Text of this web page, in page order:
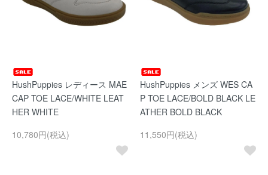
HushPuppies レディース MAE
CAP TOE LACE/WHITE LEAT
HER WHITE
10,780円(税込)
HushPuppies メンズ WES CA
P TOE LACE/BOLD BLACK LE
ATHER BOLD BLACK
11,550円(税込)